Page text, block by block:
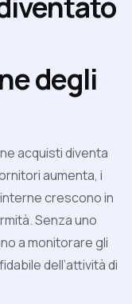
degli
acquisti diventa
aumenta, i
crescono in
Senza uno
a monitorare gli
dell’attività di